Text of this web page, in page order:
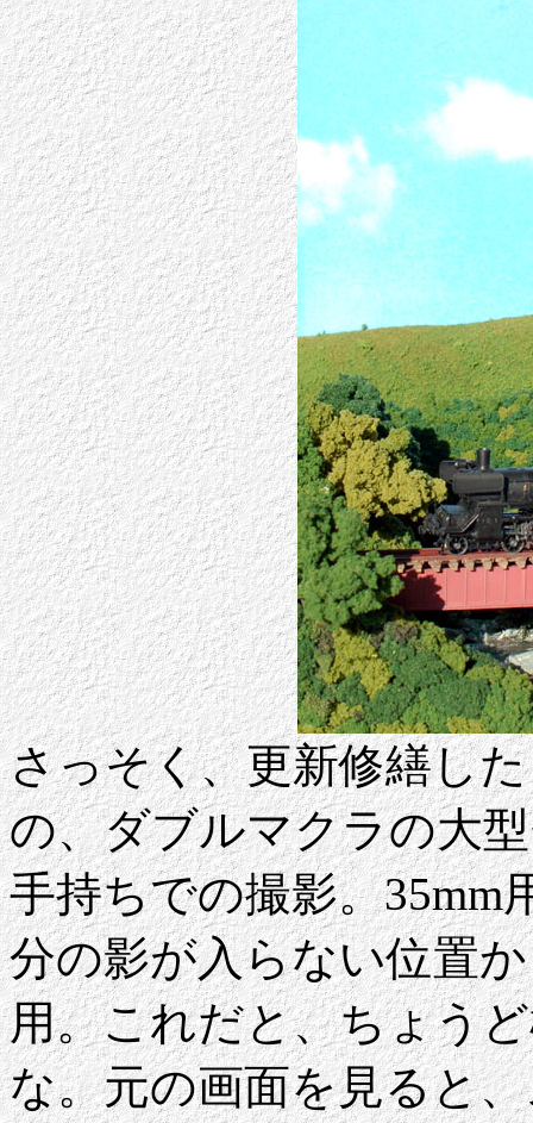
さっそく、更新修繕し
の、ダブルマクラの大
手持ちでの撮影。35mm
分の影が入らない位置
用。これだと、ちょう
な。元の画面を見ると